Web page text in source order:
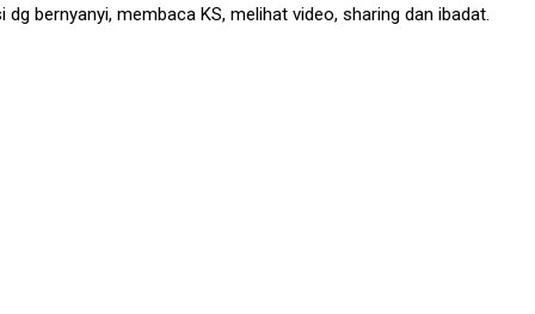
bernyanyi, membaca KS, melihat video, sharing dan ibadat.